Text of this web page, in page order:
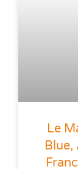
Le
Blue,